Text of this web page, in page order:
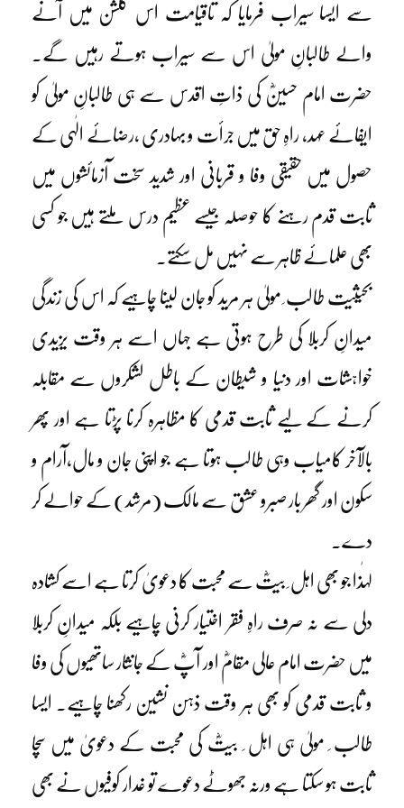
سے ایسا سیراب فرمایا کہ تاقیامت اس گلشن میں آنے
والے طالبانِ مولیٰ اس سے سیراب ہوتے رہیں گے۔
حضرت امام حسینؓ کی ذاتِ اقدس سے ہی طالبانِ مولیٰ کو
ایفائے عہد، راہِ حق میں جرأت و بہادری ،رضائے الٰہی کے
حصول میں حقیقی وفا و قربانی اور شدید سخت آزمائشوں میں
ثابت قدم رہنے کا حوصلہ جیسے عظیم درس ملتے ہیں جو کسی
بھی علمائے ظاہر سے نہیں مل سکتے۔
بحیثیت طالب ِ مولیٰ ہر مرید کو جان لینا چاہیے کہ اس کی زندگی
میدانِ کربلا کی طرح ہوتی ہے جہاں اسے ہر وقت یزیدی
خواہشات اور دنیا و شیطان کے باطل لشکروں سے مقابلہ
کرنے کے لیے ثابت قدمی کا مظاہرہ کرنا پڑتا ہے اور پھر
بالآخر کامیاب وہی طالب ہوتا ہے جو اپنی جان و مال،آرام و
سکون اور گھر بار صبرو عشق سے مالک (مرشد) کے حوالے کر
دے۔
لہٰذا جو بھی اہل ِ بیتؓ سے محبت کا دعویٰ کرتا ہے اسے کشادہ
دلی سے نہ صرف راہِ فقر اختیار کرنی چاہیے بلکہ میدانِ کربلا
میں حضرت امام عالی مقامؓ اور آپؓ کے جانثار ساتھیوں کی وفا
و ثابت قدمی کو بھی ہر وقت ذہن نشین رکھنا چاہیے۔ ایسا
طالب ِ مولیٰ ہی اہل ِ بیتؓ کی محبت کے دعویٰ میں سچا
ثابت ہو سکتا ہے ورنہ جھوٹے دعوے تو غدار کوفیوں نے بھی